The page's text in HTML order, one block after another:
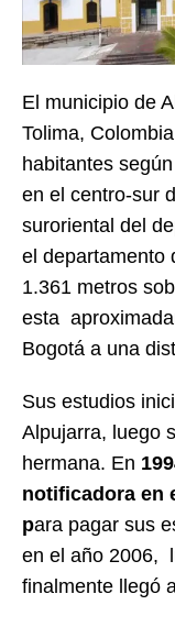
El municipio de
Tolima,
habitantes
en el centro-sur
suroriental del
el departamento
1.361 metros
esta
Bogotá a una
Sus estudios
Alpujarra, luego
hermana. En
notificadora en
para pagar sus
en el año 2006,
finalmente llegó